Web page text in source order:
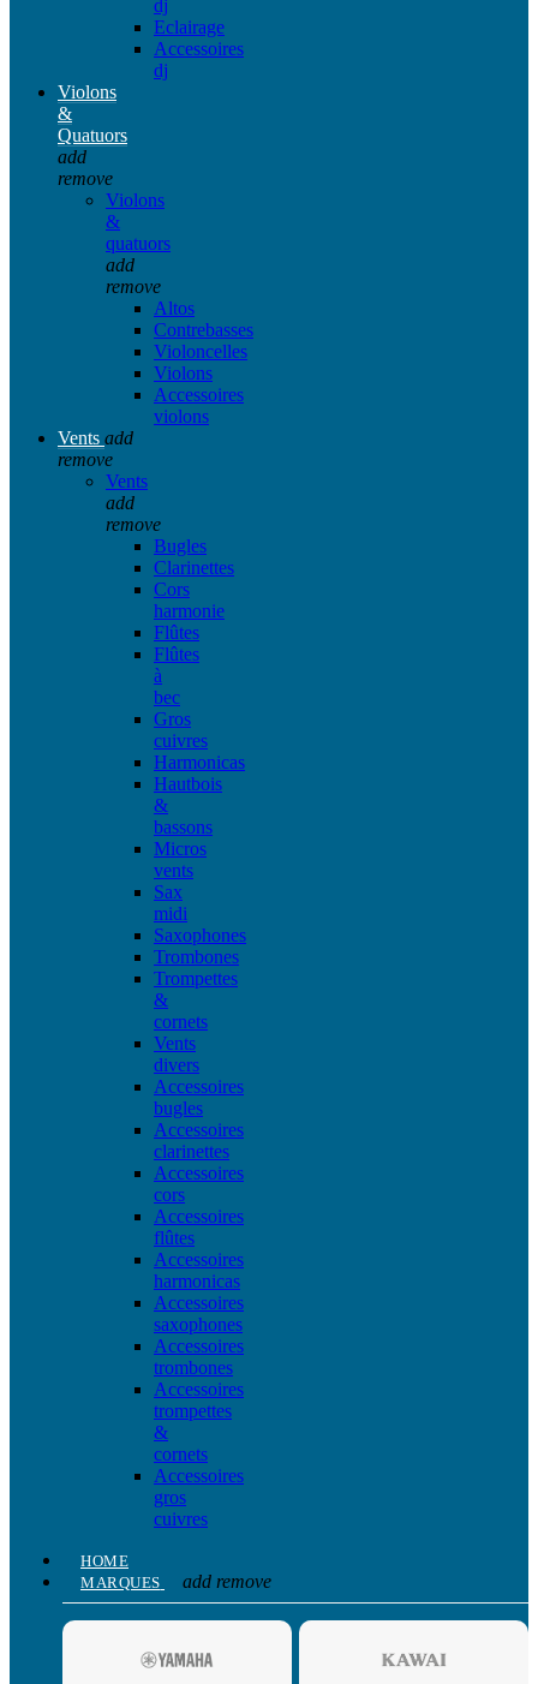
dj
Eclairage
Accessoires
dj
Violons
&
Quatuors
add
remove
Violons
&
quatuors
add
remove
Altos
Contrebasses
Violoncelles
Violons
Accessoires
violons
Vents add
remove
Vents
add
remove
Bugles
Clarinettes
Cors
harmonie
Flûtes
Flûtes
à
bec
Gros
cuivres
Harmonicas
Hautbois
&
bassons
Micros
vents
Sax
midi
Saxophones
Trombones
Trompettes
&
cornets
Vents
divers
Accessoires
bugles
Accessoires
clarinettes
Accessoires
cors
Accessoires
flûtes
Accessoires
harmonicas
Accessoires
saxophones
Accessoires
trombones
Accessoires
trompettes
&
cornets
Accessoires
gros
cuivres
HOME
MARQUES
add remove